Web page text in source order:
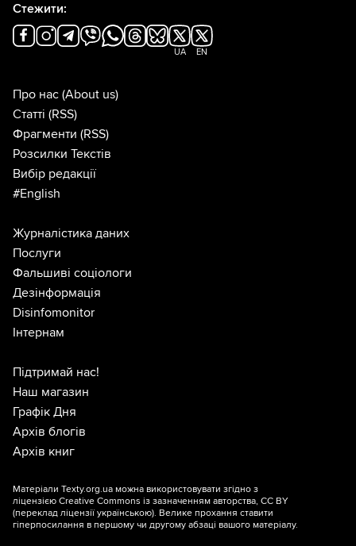
Стежити:
UA EN
Про нас (About us)
Статті (RSS)
Фрагменти (RSS)
Розсилки Текстів
Вибір редакції
#English
Журналістика даних
Послуги
Фальшиві соціологи
Дезінформація
Disinfomonitor
Інтернам
Підтримай нас!
Наш магазин
Графік Дня
Архів блогів
Архів книг
Матеріали Texty.org.ua можна використовувати згідно з
ліцензією Creative Commons із зазначенням авторства, CC BY
(переклад ліцензії українською). Велике прохання ставити
гіперпосилання в першому чи другому абзаці вашого матеріалу.